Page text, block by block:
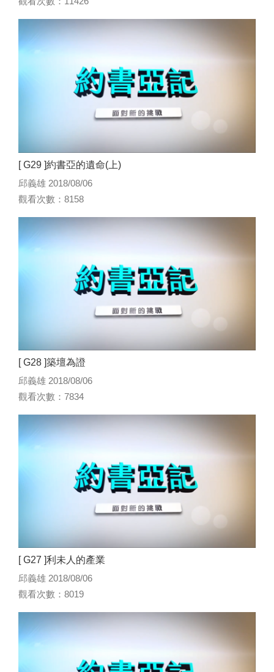
[ G29 ]約書亞的遺命(上)
邱義雄 2018/08/06
觀看次數：8158
[ G28 ]築壇為證
邱義雄 2018/08/06
觀看次數：7834
[ G27 ]利未人的產業
邱義雄 2018/08/06
觀看次數：8019